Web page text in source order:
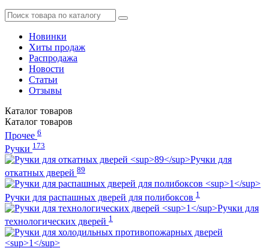
Новинки
Хиты продаж
Распродажа
Новости
Статьи
Отзывы
Каталог товаров
Каталог товаров
Прочее 6
Ручки 173
Ручки для
откатных дверей 89
Ручки для распашных дверей для полибоксов 1
Ручки для
технологических дверей 1